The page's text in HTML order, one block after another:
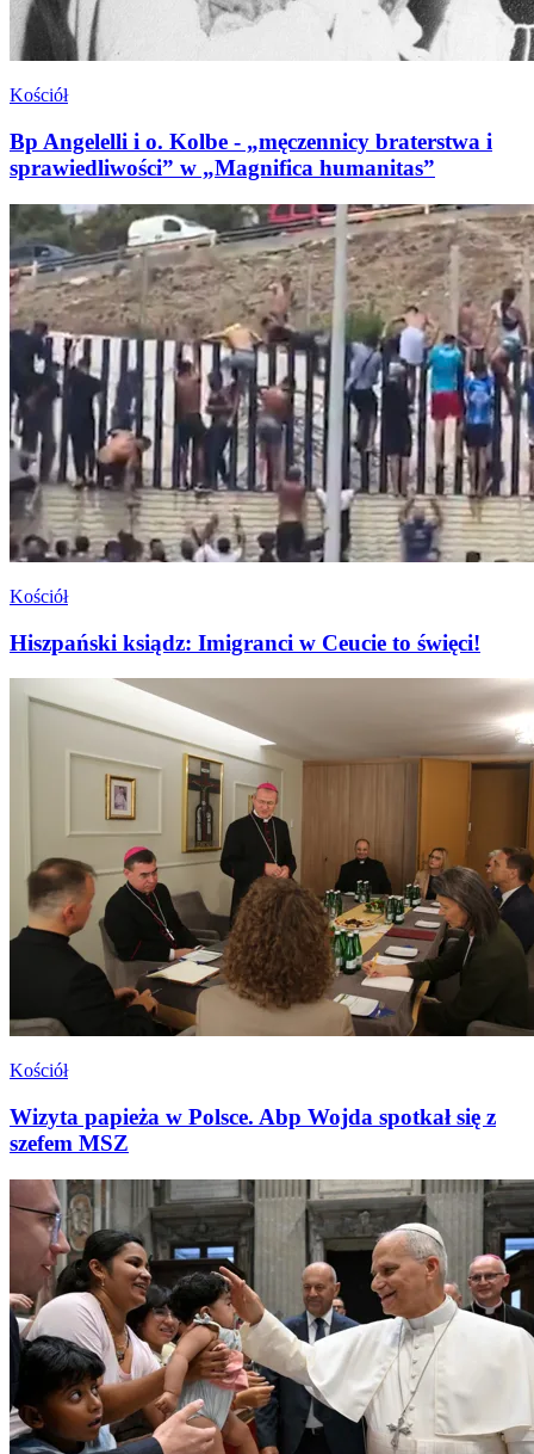
Kościół
Bp Angelelli i o. Kolbe - „męczennicy braterstwa i
sprawiedliwości” w „Magnifica humanitas”
Kościół
Hiszpański ksiądz: Imigranci w Ceucie to święci!
Kościół
Wizyta papieża w Polsce. Abp Wojda spotkał się z
szefem MSZ